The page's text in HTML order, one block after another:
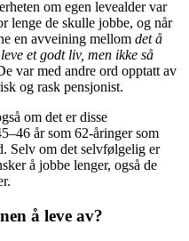
om egen levealder var
lenge de skulle jobbe, og når
en avveining mellom det å
et godt liv, men ikke så
var med andre ord opptatt av
og rask pensjonist.
om det er disse
år som 62-åringer som
Selv om det selvfølgelig er
å jobbe lenger, også de
å leve av?